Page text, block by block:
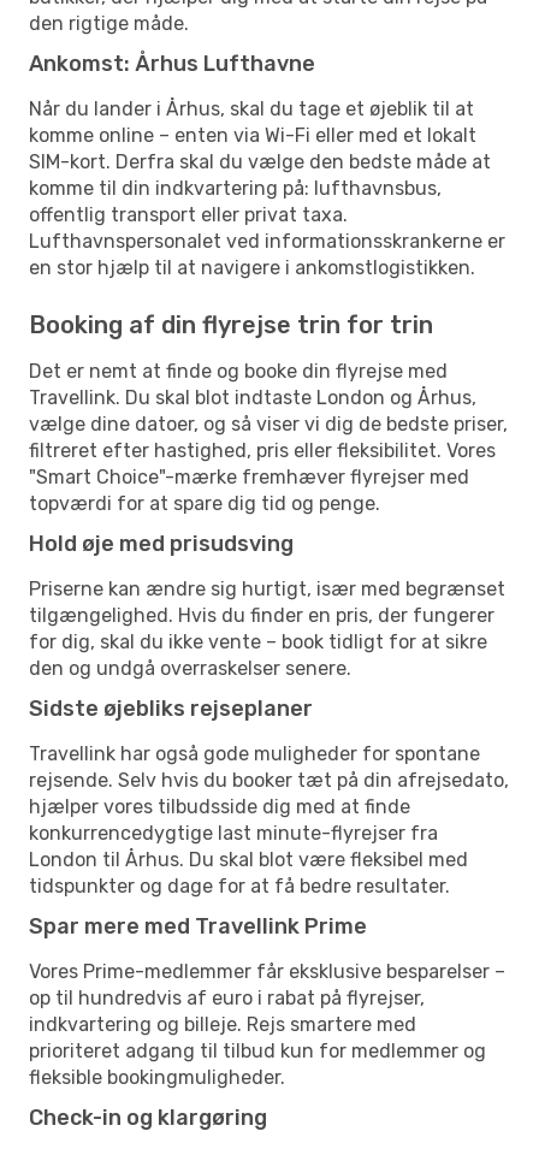
den rigtige måde.
Ankomst: Århus Lufthavne
Når du lander i Århus, skal du tage et øjeblik til at
komme online – enten via Wi-Fi eller med et lokalt
SIM-kort. Derfra skal du vælge den bedste måde at
komme til din indkvartering på: lufthavnsbus,
offentlig transport eller privat taxa.
Lufthavnspersonalet ved informationsskrankerne er
en stor hjælp til at navigere i ankomstlogistikken.
Booking af din flyrejse trin for trin
Det er nemt at finde og booke din flyrejse med
Travellink. Du skal blot indtaste London og Århus,
vælge dine datoer, og så viser vi dig de bedste priser,
filtreret efter hastighed, pris eller fleksibilitet. Vores
"Smart Choice"-mærke fremhæver flyrejser med
topværdi for at spare dig tid og penge.
Hold øje med prisudsving
Priserne kan ændre sig hurtigt, især med begrænset
tilgængelighed. Hvis du finder en pris, der fungerer
for dig, skal du ikke vente – book tidligt for at sikre
den og undgå overraskelser senere.
Sidste øjebliks rejseplaner
Travellink har også gode muligheder for spontane
rejsende. Selv hvis du booker tæt på din afrejsedato,
hjælper vores tilbudsside dig med at finde
konkurrencedygtige last minute-flyrejser fra
London til Århus. Du skal blot være fleksibel med
tidspunkter og dage for at få bedre resultater.
Spar mere med Travellink Prime
Vores Prime-medlemmer får eksklusive besparelser –
op til hundredvis af euro i rabat på flyrejser,
indkvartering og billeje. Rejs smartere med
prioriteret adgang til tilbud kun for medlemmer og
fleksible bookingmuligheder.
Check-in og klargøring